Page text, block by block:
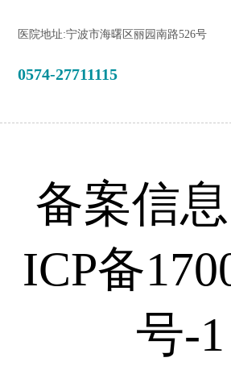
医院地址:宁波市海曙区丽园南路526号
0574-27711115
备案信
ICP备
号-1